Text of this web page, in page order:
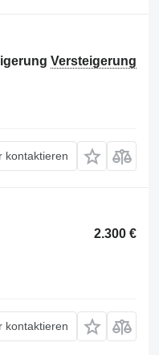
Versteigerung
kontaktieren
2.300 €
kontaktieren